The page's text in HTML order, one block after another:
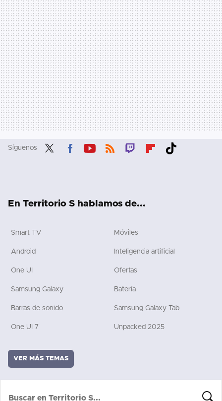
Síguenos
En Territorio S hablamos de...
Smart TV Móviles
Android Inteligencia artificial
One UI Ofertas
Samsung Galaxy Batería
Barras de sonido Samsung Galaxy Tab
One UI 7 Unpacked 2025
VER MÁS TEMAS